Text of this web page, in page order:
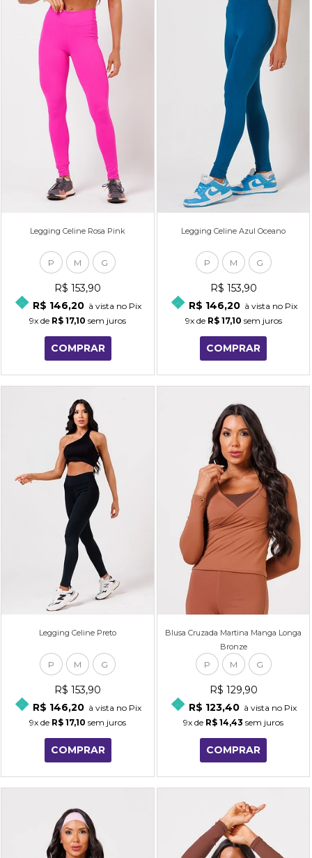
Legging Celine Rosa Pink
P M G
R$ 153,90
R$ 146,20 à vista no Pix
9x de R$ 17,10 sem juros
COMPRAR
Legging Celine Azul Oceano
P M G
R$ 153,90
R$ 146,20 à vista no Pix
9xde R$ 17,10 sem juros
COMPRAR
Legging Celine Preto
P M G
R$ 153,90
R$ 146,20 à vista no Pix
9x de R$ 17,10 sem juros
COMPRAR
Blusa Cruzada Martina Manga Longa
Bronze
P M G
R$ 129,90
R$ 123,40 à vista no Pix
9x de R$ 14,43 sem juros
COMPRAR